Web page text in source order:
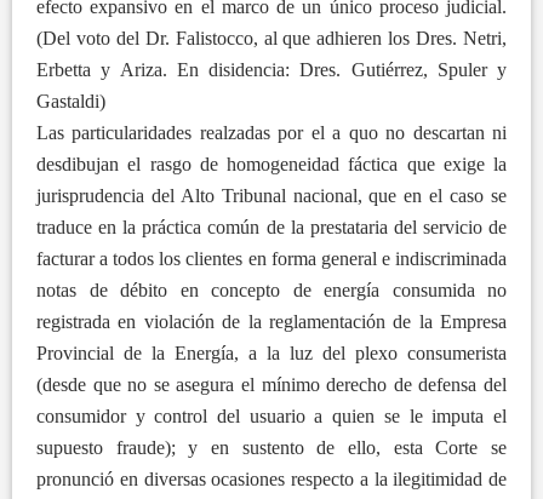
efecto expansivo en el marco de un único proceso judicial.
(Del voto del Dr. Falistocco, al que adhieren los Dres. Netri,
Erbetta y Ariza. En disidencia: Dres. Gutiérrez, Spuler y
Gastaldi)
Las particularidades realzadas por el a quo no descartan ni
desdibujan el rasgo de homogeneidad fáctica que exige la
jurisprudencia del Alto Tribunal nacional, que en el caso se
traduce en la práctica común de la prestataria del servicio de
facturar a todos los clientes en forma general e indiscriminada
notas de débito en concepto de energía consumida no
registrada en violación de la reglamentación de la Empresa
Provincial de la Energía, a la luz del plexo consumerista
(desde que no se asegura el mínimo derecho de defensa del
consumidor y control del usuario a quien se le imputa el
supuesto fraude); y en sustento de ello, esta Corte se
pronunció en diversas ocasiones respecto a la ilegitimidad de